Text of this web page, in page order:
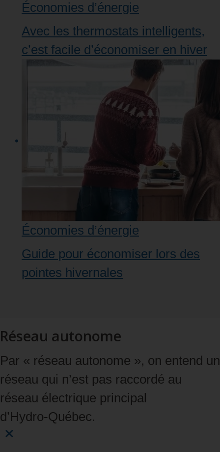
Économies d’énergie
Avec les thermostats intelligents,
c’est facile d’économiser en hiver
Économies d’énergie
Guide pour économiser lors des
pointes hivernales
Réseau autonome
Par « réseau autonome », on entend un
réseau qui n’est pas raccordé au
réseau électrique principal
d’Hydro‑Québec.